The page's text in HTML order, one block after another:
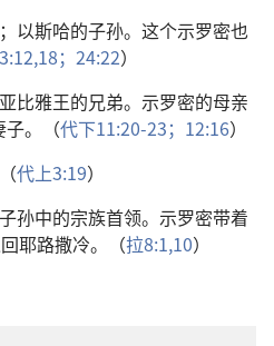
以斯哈的子孙。这个示罗密也
18； 24:22）
比雅王的兄弟。示罗密的母亲
子。（代下11:20-23； 12:16）
代上3:19）
孙中的宗族首领。示罗密带着
耶路撒冷。（拉8:1,10）